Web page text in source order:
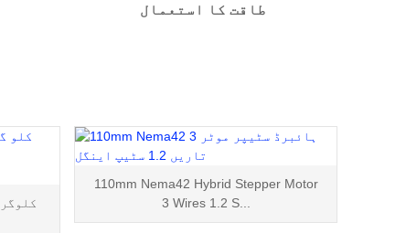
طاقت کا استعمال
110mm Nema42 Hybrid Stepper Motor
3 Wires 1.2 S...